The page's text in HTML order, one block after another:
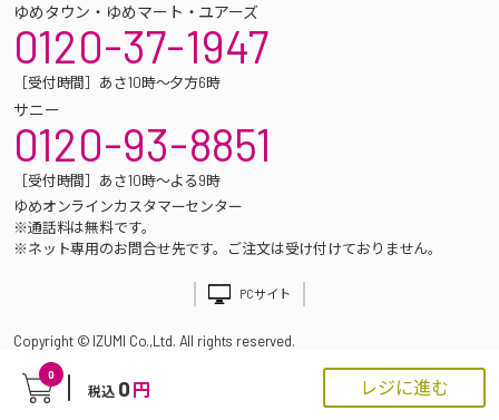
0
税込 0 円 レジに進む
ゆめタウン・ゆめマート・ユアーズ
0120-37-1947
［受付時間］あさ10時～夕方6時
サニー
0120-93-8851
［受付時間］あさ10時～よる9時
ゆめオンラインカスタマーセンター
※通話料は無料です。
※ネット専用のお問合せ先です。ご注文は受け付けておりません。
PCサイト
Copyright © IZUMI Co.,Ltd. All rights reserved.